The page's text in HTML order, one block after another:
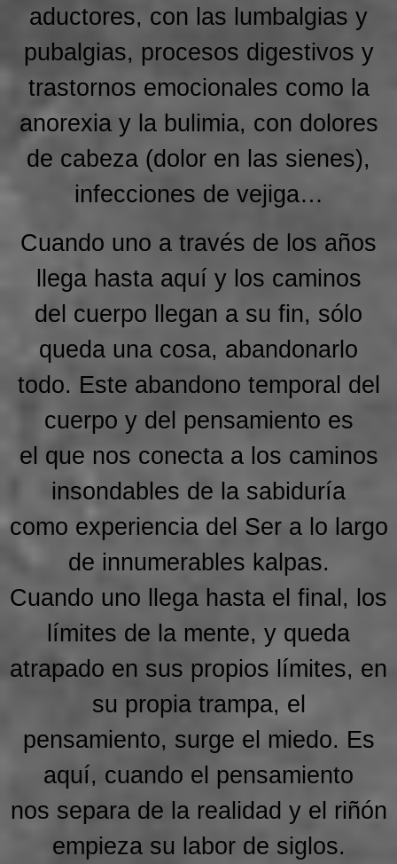
aductores, con las lumbalgias y
pubalgias, procesos digestivos y
trastornos emocionales como la
anorexia y la bulimia, con dolores
de cabeza (dolor en las sienes),
infecciones de vejiga…
Cuando uno a través de los años
llega hasta aquí y los caminos
del cuerpo llegan a su fin, sólo
queda una cosa, abandonarlo
todo. Este abandono temporal del
cuerpo y del pensamiento es
el que nos conecta a los caminos
insondables de la sabiduría
como experiencia del Ser a lo largo
de innumerables kalpas.
Cuando uno llega hasta el final, los
límites de la mente, y queda
atrapado en sus propios límites, en
su propia trampa, el
pensamiento, surge el miedo. Es
aquí, cuando el pensamiento
nos separa de la realidad y el riñón
empieza su labor de siglos.